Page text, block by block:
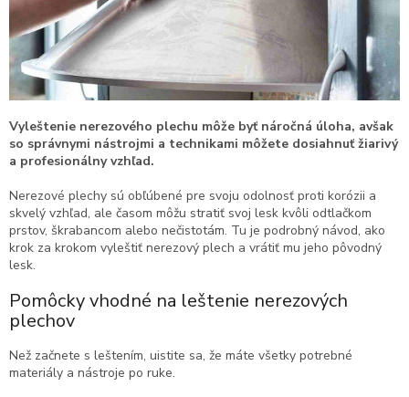
Vyleštenie nerezového plechu môže byť náročná úloha, avšak
so správnymi nástrojmi a technikami môžete dosiahnuť žiarivý
a profesionálny vzhľad.
Nerezové plechy sú obľúbené pre svoju odolnosť proti korózii a
skvelý vzhľad, ale časom môžu stratiť svoj lesk kvôli odtlačkom
prstov, škrabancom alebo nečistotám. Tu je podrobný návod, ako
krok za krokom vyleštiť nerezový plech a vrátiť mu jeho pôvodný
lesk.
Pomôcky vhodné na leštenie nerezových
plechov
Než začnete s leštením, uistite sa, že máte všetky potrebné
materiály a nástroje po ruke.